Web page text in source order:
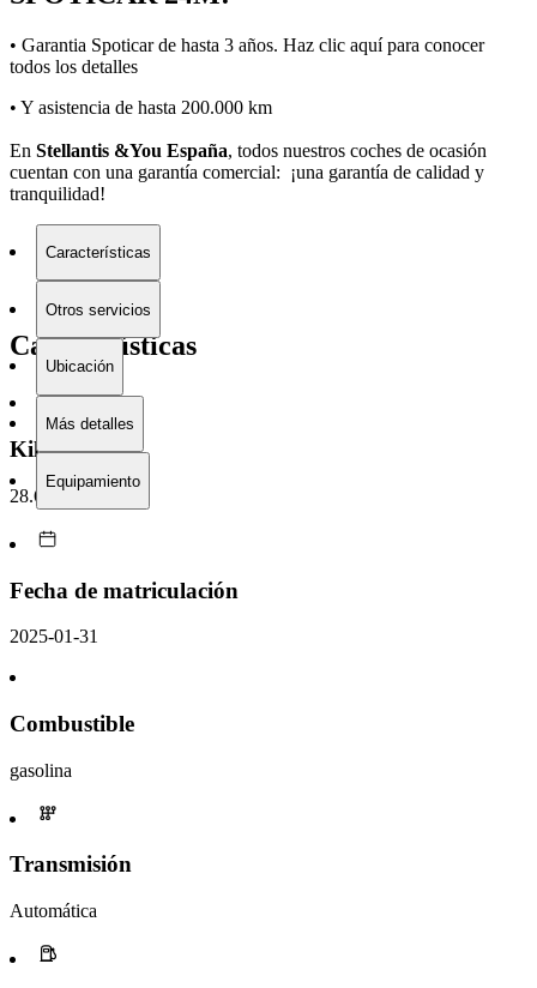
• Garantia Spoticar de hasta 3 años. Haz clic aquípara conocer
todos los detalles
• Y asistencia de hasta 200.000 km
En Stellantis &You España, todos nuestros coches de ocasión
cuentan con una garantía comercial: ¡una garantía de calidad y
tranquilidad!
Características
Otros servicios
Ubicación
Más detalles
Equipamiento
Características
Kilometraje
28.659 km
Fecha de matriculación
2025-01-31
Combustible
gasolina
Transmisión
Automática